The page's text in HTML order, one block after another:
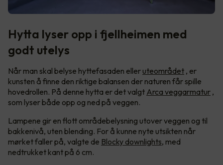
Hytta lyser opp i fjellheimen med
godt utelys
Når man skal belyse hyttefasaden eller uteområdet , er
kunsten å finne den riktige balansen der naturen får spille
hovedrollen. På denne hytta er det valgt Arca veggarmatur ,
som lyser både opp og ned på veggen.
Lampene gir en flott områdebelysning utover veggen og til
bakkenivå, uten blending. For å kunne nyte utsikten når
mørket faller på, valgte de Blocky downlights, med
nedtrukket kant på 6 cm.